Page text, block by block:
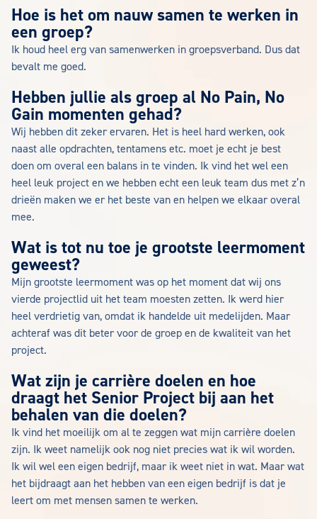
Hoe is het om nauw samen te werken in
een groep?
Ik houd heel erg van samenwerken in groepsverband. Dus dat
bevalt me goed.
Hebben jullie als groep al No Pain, No
Gain momenten gehad?
Wij hebben dit zeker ervaren. Het is heel hard werken, ook
naast alle opdrachten, tentamens etc. moet je echt je best
doen om overal een balans in te vinden. Ik vind het wel een
heel leuk project en we hebben echt een leuk team dus met z’n
drieën maken we er het beste van en helpen we elkaar overal
mee.
Wat is tot nu toe je grootste leermoment
geweest?
Mijn grootste leermoment was op het moment dat wij ons
vierde projectlid uit het team moesten zetten. Ik werd hier
heel verdrietig van, omdat ik handelde uit medelijden. Maar
achteraf was dit beter voor de groep en de kwaliteit van het
project.
Wat zijn je carrière doelen en hoe
draagt het Senior Project bij aan het
behalen van die doelen?
Ik vind het moeilijk om al te zeggen wat mijn carrière doelen
zijn. Ik weet namelijk ook nog niet precies wat ik wil worden.
Ik wil wel een eigen bedrijf, maar ik weet niet in wat. Maar wat
het bijdraagt aan het hebben van een eigen bedrijf is dat je
leert om met mensen samen te werken.